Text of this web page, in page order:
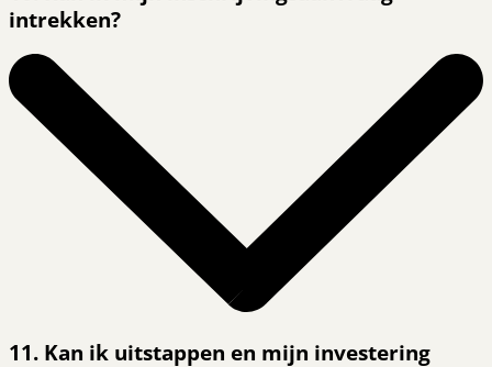
intrekken?
11. Kan ik uitstappen en mijn investering